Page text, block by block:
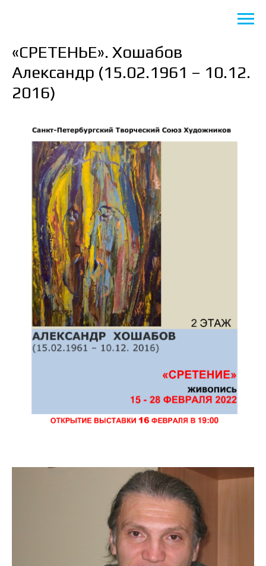
«СРЕТЕНЬЕ». Хошабов
Александр (15.02.1961 – 10.12.
2016)